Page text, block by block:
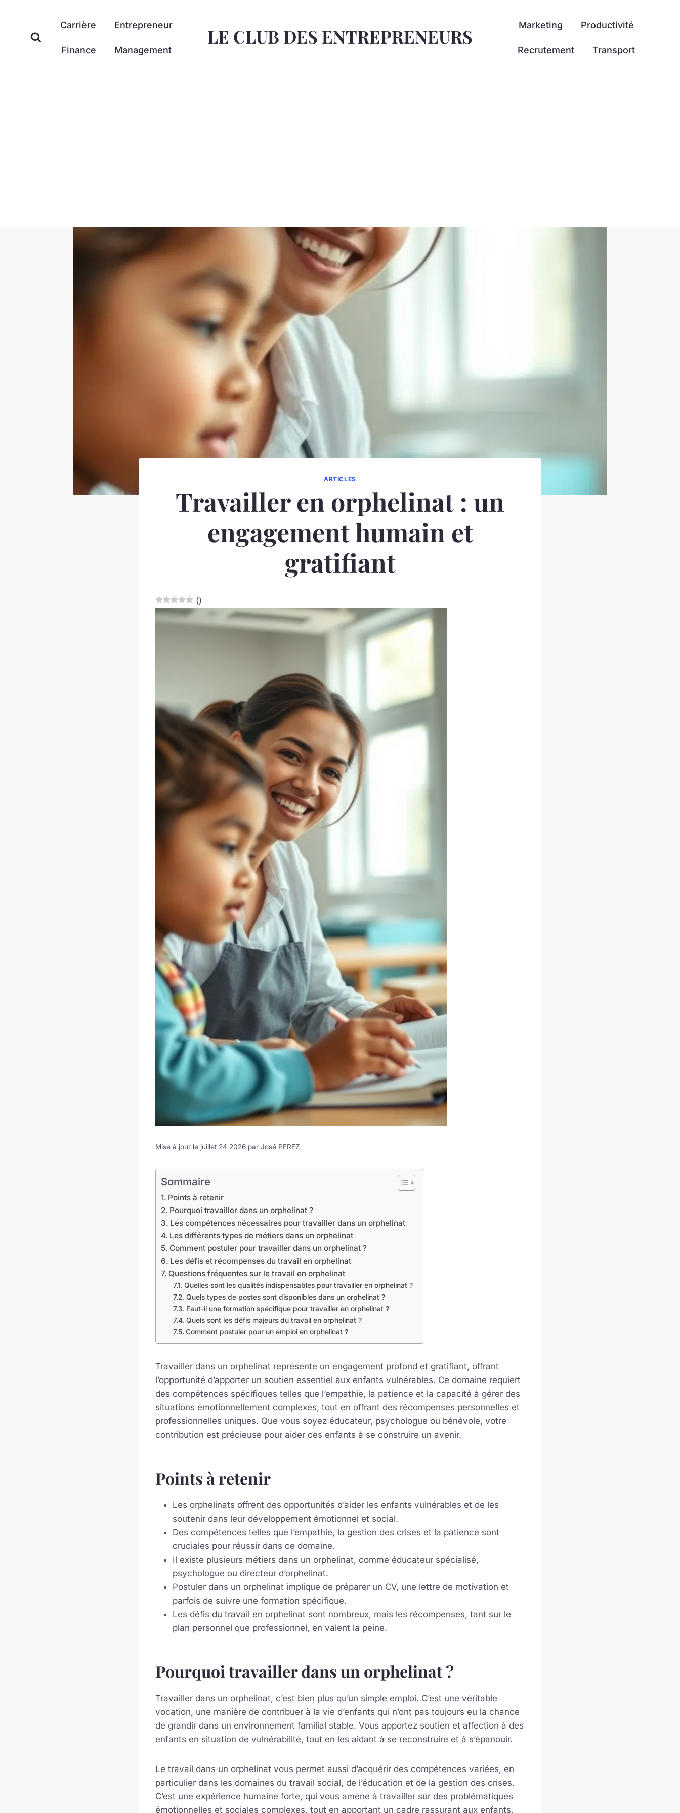
contenu
Carrière Entrepreneur
Finance Management
LE CLUB DES ENTREPRENEURS Marketing Productivité
Recrutement Transport
ARTICLES
Travailler en orphelinat : un
engagement humain et
gratifiant
()
Mise à jour le juillet 24 2026 par José PEREZ
Sommaire
Points à retenir
Pourquoi travailler dans un orphelinat ?
Les compétences nécessaires pour travailler dans un orphelinat
Les différents types de métiers dans un orphelinat
Comment postuler pour travailler dans un orphelinat ?
Les défis et récompenses du travail en orphelinat
Questions fréquentes sur le travail en orphelinat
Quelles sont les qualités indispensables pour travailler en orphelinat ?
Quels types de postes sont disponibles dans un orphelinat ?
Faut-il une formation spécifique pour travailler en orphelinat ?
Quels sont les défis majeurs du travail en orphelinat ?
Comment postuler pour un emploi en orphelinat ?
Travailler dans un orphelinat représente un engagement profond et gratifiant, offrant
l’opportunité d’apporter un soutien essentiel aux enfants vulnérables. Ce domaine requiert
des compétences spécifiques telles que l’empathie, la patience et la capacité à gérer des
situations émotionnellement complexes, tout en offrant des récompenses personnelles et
professionnelles uniques. Que vous soyez éducateur, psychologue ou bénévole, votre
contribution est précieuse pour aider ces enfants à se construire un avenir.
Points à retenir
Les orphelinats offrent des opportunités d’aider les enfants vulnérables et de les
soutenir dans leur développement émotionnel et social.
Des compétences telles que l’empathie, la gestion des crises et la patience sont
cruciales pour réussir dans ce domaine.
Il existe plusieurs métiers dans un orphelinat, comme éducateur spécialisé,
psychologue ou directeur d’orphelinat.
Postuler dans un orphelinat implique de préparer un CV, une lettre de motivation et
parfois de suivre une formation spécifique.
Les défis du travail en orphelinat sont nombreux, mais les récompenses, tant sur le
plan personnel que professionnel, en valent la peine.
Pourquoi travailler dans un orphelinat ?
Travailler dans un orphelinat, c’est bien plus qu’un simple emploi. C’est une véritable
vocation, une manière de contribuer à la vie d’enfants qui n’ont pas toujours eu la chance
de grandir dans un environnement familial stable. Vous apportez soutien et affection à des
enfants en situation de vulnérabilité, tout en les aidant à se reconstruire et à s’épanouir.
Le travail dans un orphelinat vous permet aussi d’acquérir des compétences variées, en
particulier dans les domaines du travail social, de l’éducation et de la gestion des crises.
C’est une expérience humaine forte, qui vous amène à travailler sur des problématiques
émotionnelles et sociales complexes, tout en apportant un cadre rassurant aux enfants.